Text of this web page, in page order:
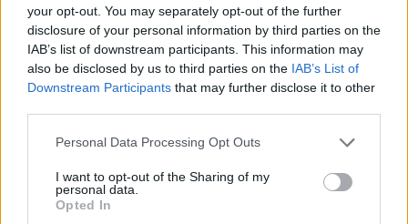
your opt-out. You may separately opt-out of the further
disclosure of your personal information by third parties on the
IAB’s list of downstream participants. This information may
also be disclosed by us to third parties on the IAB’s List of
Downstream Participants that may further disclose it to other
Please note that this website/app uses one or more Google
not limited to your visit or usage behaviour. You may click to
grant or deny consent to Google and its third-party tags to
use your data for below specified purposes in below Google
Personal Data Processing Opt Outs
I want to opt-out of the Sharing of my
personal data.
Opted In